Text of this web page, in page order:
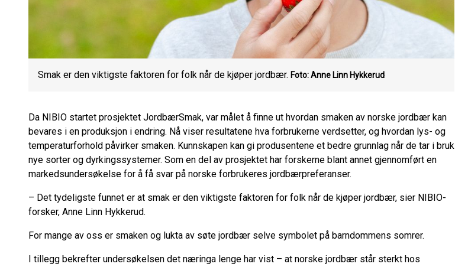
Smak er den viktigste faktoren for folk når de kjøper jordbær. Foto: Anne Linn Hykkerud
Da NIBIO startet prosjektet JordbærSmak, var målet å finne ut hvordan smaken av norske jordbær kan
bevares i en produksjon i endring. Nå viser resultatene hva forbrukerne verdsetter, og hvordan lys- og
temperaturforhold påvirker smaken. Kunnskapen kan gi produsentene et bedre grunnlag når de tar i bruk
nye sorter og dyrkingssystemer. Som en del av prosjektet har forskerne blant annet gjennomført en
markedsundersøkelse for å få svar på norske forbrukeres jordbærpreferanser.
– Det tydeligste funnet er at smak er den viktigste faktoren for folk når de kjøper jordbær, sier NIBIO-
forsker, Anne Linn Hykkerud.
For mange av oss er smaken og lukta av søte jordbær selve symbolet på barndommens somrer.
I tillegg bekrefter undersøkelsen det næringa lenge har vist – at norske jordbær står sterkt hos